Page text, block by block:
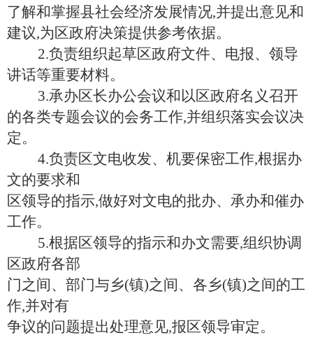
了解和掌握县社会经济发展情况,并提出意 见和
建议,为区政府决策提供参考依据。
2.负责组织起草区政府文件、电报、领导
讲话等重要材料。
3.承办区长办公会议和以区政府名义召开
的各类专题会议的会务工作,并组织落实会议决
定。
4.负责区文电收发、机要保密工作,根据办
文的要求和
区领导的指示,做好对文电的批办、承办和催办
工作。
5.根据区领导的指示和办文需要,组织协调
区政府各部
门之间、部门与乡(镇)之间、各乡(镇)之间的工
作,并对有
争议的问题提出处理意见,报区领导审定。